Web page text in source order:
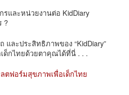
และหน่วยงานต่อ KidDiary
?
และประสิทธิภาพของ “KidDiary”
ด็กไทยด้วยตาคุณได้ที่นี่ . . .
ลตฟอร์มสุขภาพเพื่อเด็กไทย